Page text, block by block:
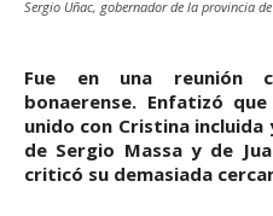
Sergio Uñac, gobernador de la provincia de
Fue en una reunión
bonaerense. Enfatizó
unido con Cristina
de Sergio Massa y de
criticó su demasiada